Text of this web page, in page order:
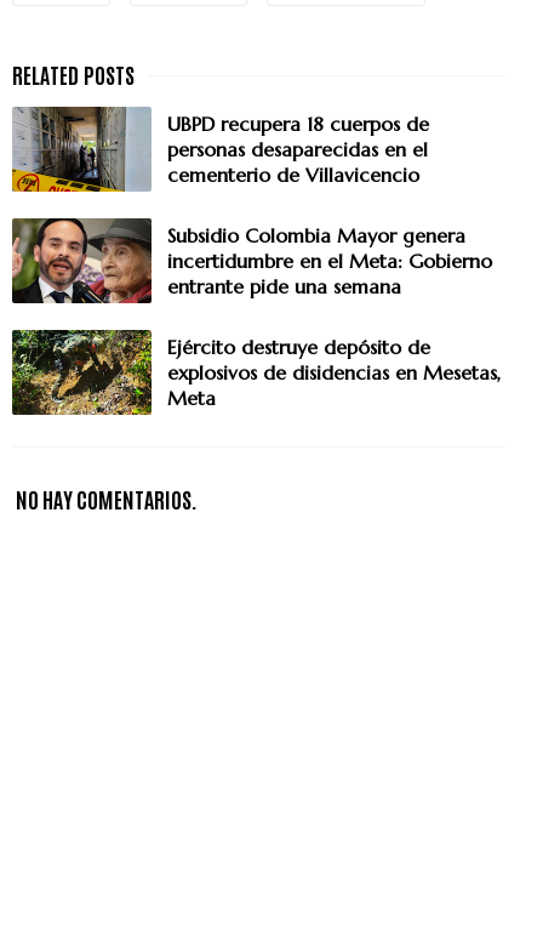
UBPD recupera 18 cuerpos de
personas desaparecidas en el
cementerio de Villavicencio
Subsidio Colombia Mayor genera
incertidumbre en el Meta: Gobierno
entrante pide una semana
Ejército destruye depósito de
explosivos de disidencias en Mesetas,
Meta
NO HAY COMENTARIOS.